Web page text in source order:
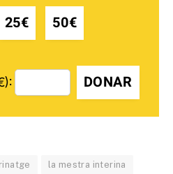
25€ 50€
DONAR
la mestra interina